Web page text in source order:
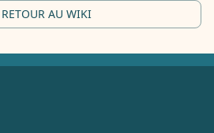
RETOUR AU WIKI